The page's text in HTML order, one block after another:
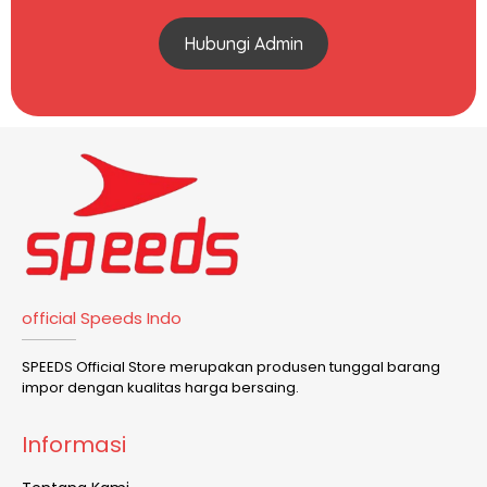
Hubungi Admin
official Speeds Indo
SPEEDS Official Store merupakan produsen tunggal barang
impor dengan kualitas harga bersaing.
Informasi